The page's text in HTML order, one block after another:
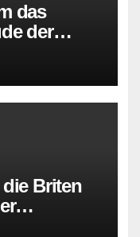
das
der
Briten